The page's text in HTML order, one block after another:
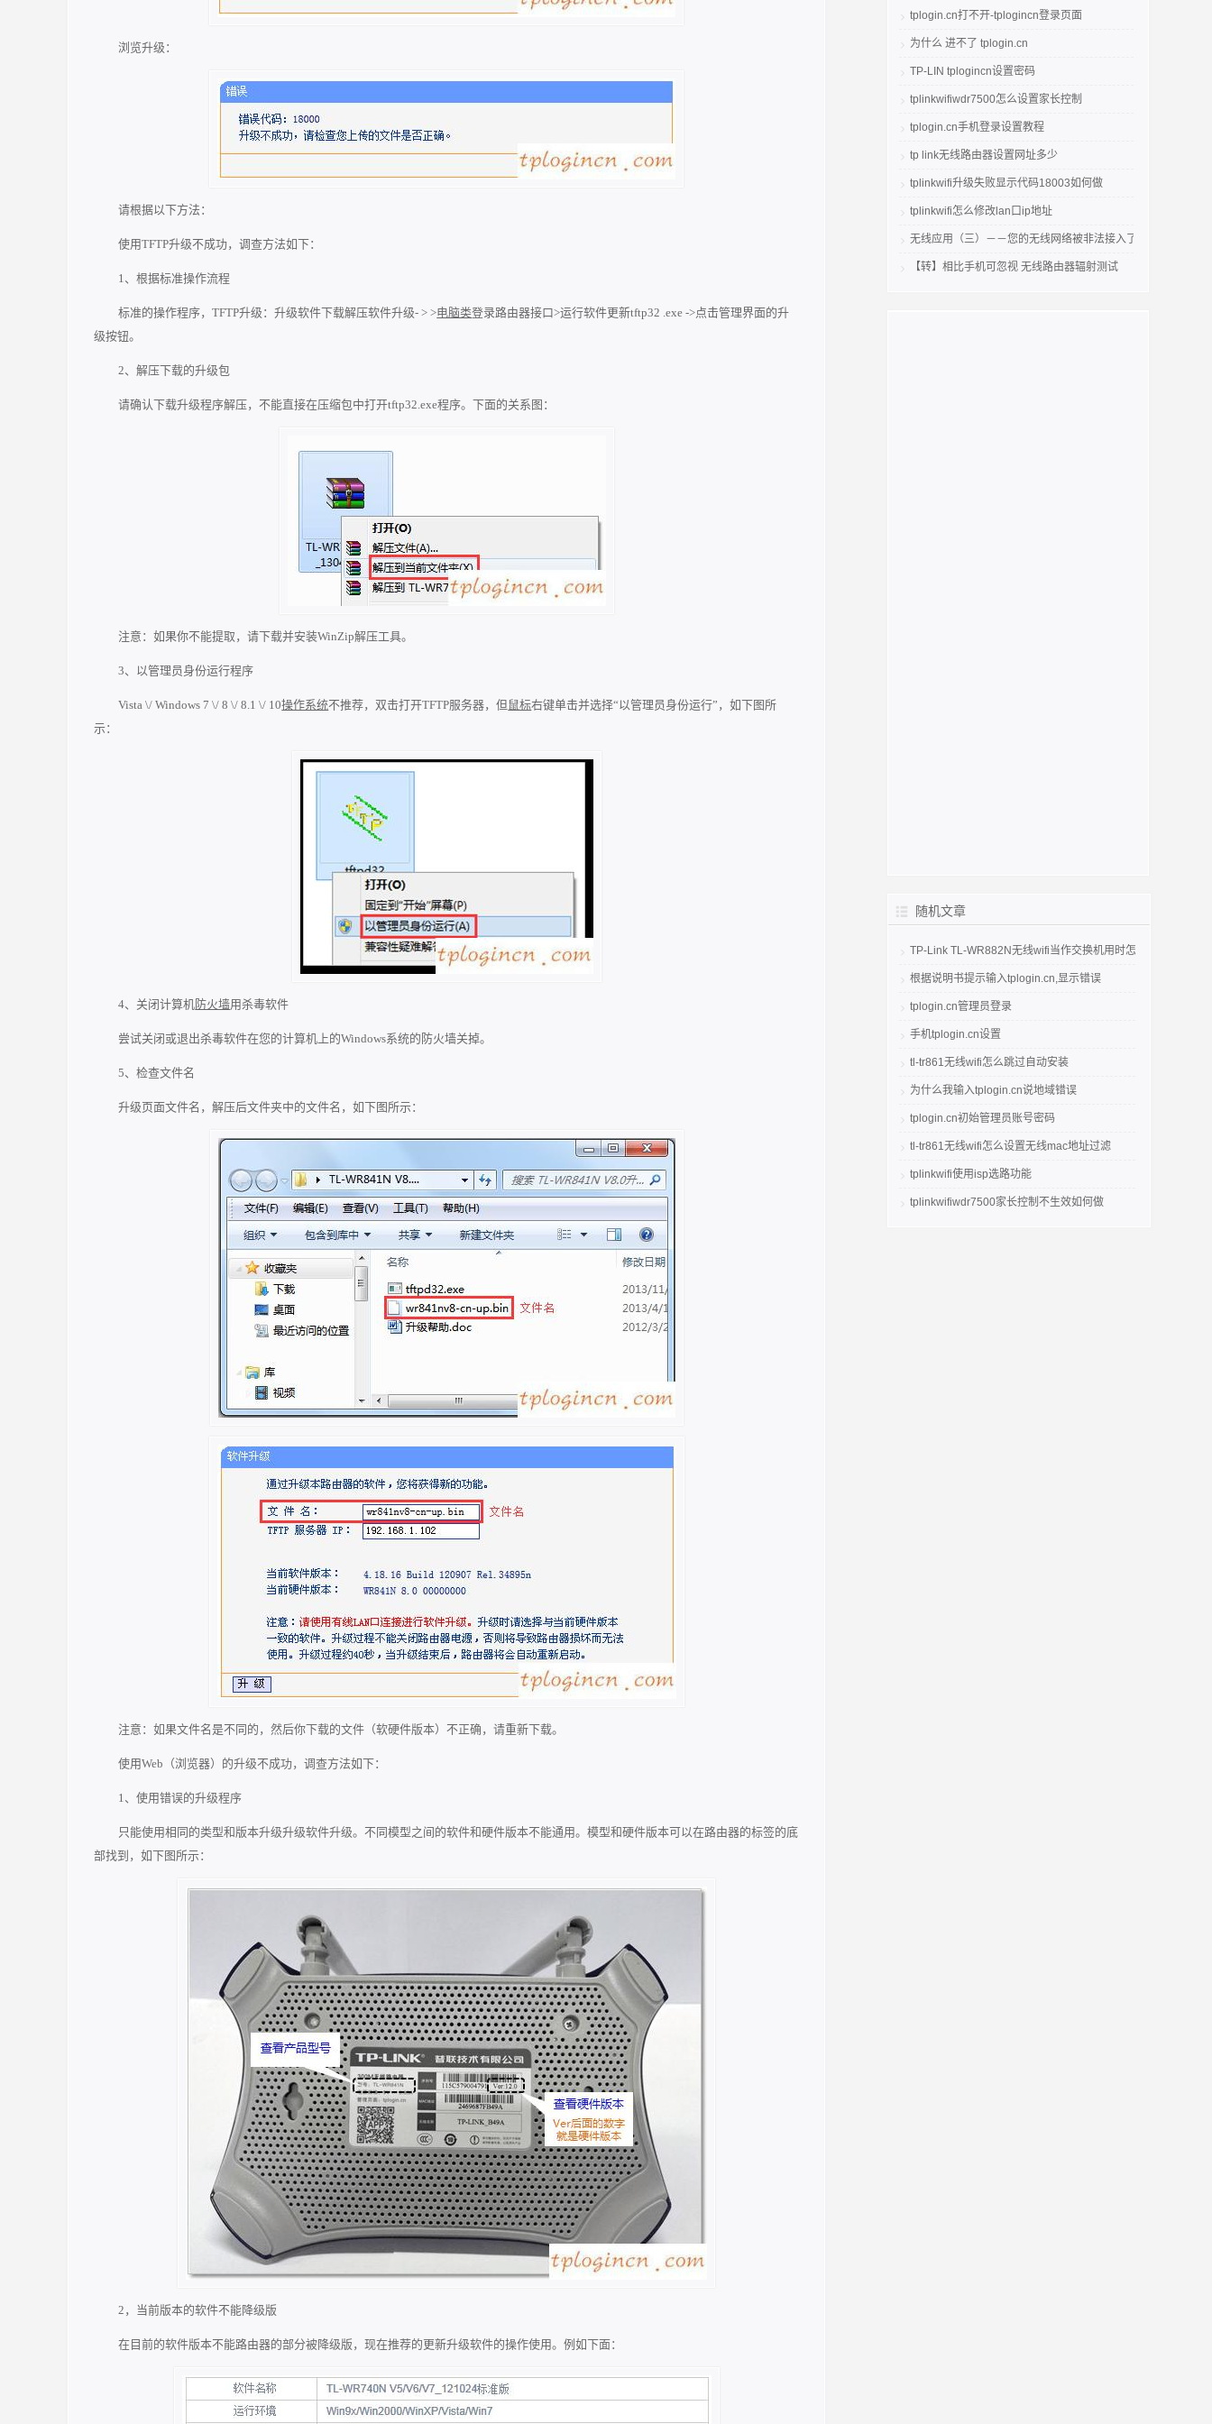
浏览升级：
请根据以下方法：
使用TFTP升级不成功，调查方法如下：
1、根据标准操作流程
标准的操作程序，TFTP升级：升级软件下载解压软件升级- > >电脑类登录路由器接口>运行软件更新tftp32 .exe ->点击管理界面的升
级按钮。
2、解压下载的升级包
请确认下载升级程序解压，不能直接在压缩包中打开tftp32.exe程序。下面的关系图：
注意：如果你不能提取，请下载并安装WinZip解压工具。
3、以管理员身份运行程序
Vista \/ Windows 7 \/ 8 \/ 8.1 \/ 10操作系统不推荐，双击打开TFTP服务器，但 鼠标右键单击并选择“以管理员身份运行”，如下图所
示：
4、关闭计算机防火墙用杀毒软件
尝试关闭或退出杀毒软件在您的计算机上的Windows系统的防火墙关掉。
5、检查文件名
升级页面文件名，解压后文件夹中的文件名，如下图所示：
注意：如果文件名是不同的，然后你下载的文件（软硬件版本）不正确，请重新下载。
使用Web（浏览器）的升级不成功，调查方法如下：
1、使用错误的升级程序
只能使用相同的类型和版本升级升级软件升级。不同模型之间的软件和硬件版本不能通用。模型和硬件版本可以在路由器的标签的底
部找到，如下图所示：
2，当前版本的软件不能降级版
在目前的软件版本不能路由器的部分被降级版，现在推荐的更新升级软件的操作使用。例如下面：
tplogin.cn打不开-tplogincn登录页面
为什么 进不了 tplogin.cn
TP-LIN tplogincn设置密码
tplinkwifiwdr7500怎么设置家长控制
tplogin.cn手机登录设置教程
tp link无线路由器设置网址多少
tplinkwifi升级失败显示代码18003如何做
tplinkwifi怎么修改lan口ip地址
无线应用（三）－－您的无线网络被非法接入了吗
【转】相比手机可忽视 无线路由器辐射测试
随机文章
TP-Link TL-WR882N无线wifi当作交换机用时怎么设置
根据说明书提示输入tplogin.cn,显示错误
tplogin.cn管理员登录
手机tplogin.cn设置
tl-tr861无线wifi怎么跳过自动安装
为什么我输入tplogin.cn说地域错误
tplogin.cn初始管理员账号密码
tl-tr861无线wifi怎么设置无线mac地址过滤
tplinkwifi使用isp选路功能
tplinkwifiwdr7500家长控制不生效如何做